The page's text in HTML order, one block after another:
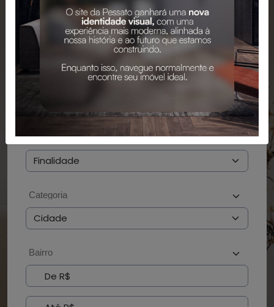
Mais de 2.300 Imóveis para Venda e
Aluguel em Gravataí e Região.
PESQUISAR BUSCAR POR CÓDIGO